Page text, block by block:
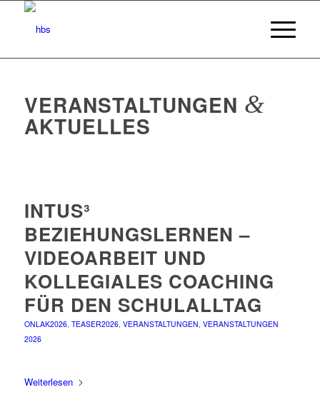
VERANSTALTUNGEN &
AKTUELLES
INTUS³
BEZIEHUNGSLERNEN –
VIDEOARBEIT UND
KOLLEGIALES COACHING
FÜR DEN SCHULALLTAG
ONLAK2026, TEASER2026, VERANSTALTUNGEN, VERANSTALTUNGEN
2026
Weiterlesen